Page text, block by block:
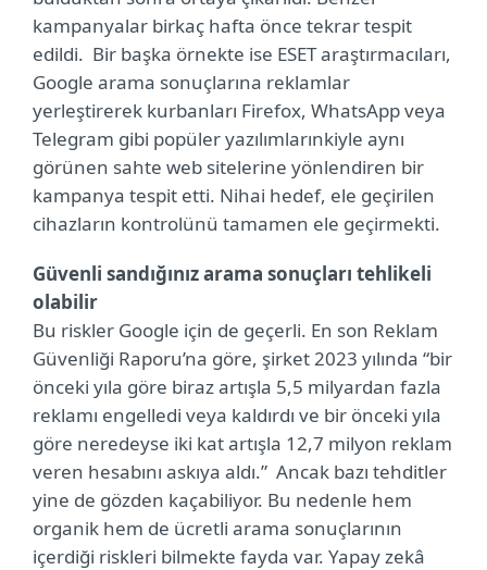
kampanyalar birkaç hafta önce tekrar tespit
edildi. Bir başka örnekte ise ESET araştırmacıları,
Google arama sonuçlarına reklamlar
yerleştirerek kurbanları Firefox, WhatsApp veya
Telegram gibi popüler yazılımlarınkiyle aynı
görünen sahte web sitelerine yönlendiren bir
kampanya tespit etti. Nihai hedef, ele geçirilen
cihazların kontrolünü tamamen ele geçirmekti.
Güvenli sandığınız arama sonuçları tehlikeli
olabilir
Bu riskler Google için de geçerli. En son Reklam
Güvenliği Raporu’na göre, şirket 2023 yılında “bir
önceki yıla göre biraz artışla 5,5 milyardan fazla
reklamı engelledi veya kaldırdı ve bir önceki yıla
göre neredeyse iki kat artışla 12,7 milyon reklam
veren hesabını askıya aldı.” Ancak bazı tehditler
yine de gözden kaçabiliyor. Bu nedenle hem
organik hem de ücretli arama sonuçlarının
içerdiği riskleri bilmekte fayda var. Yapay zekâ